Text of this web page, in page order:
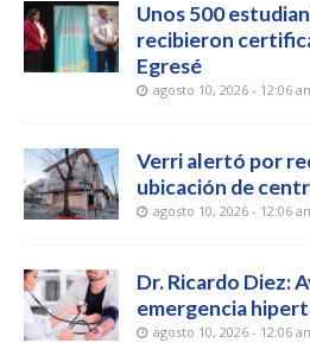
Unos 500
recibieron
Egresé
agosto 10, 2026 - 12:06
Verri alertó por
ubicación de
agosto 10, 2026 - 12:06
Dr. Ricardo Diez:
emergencia
agosto 10, 2026 - 12:06